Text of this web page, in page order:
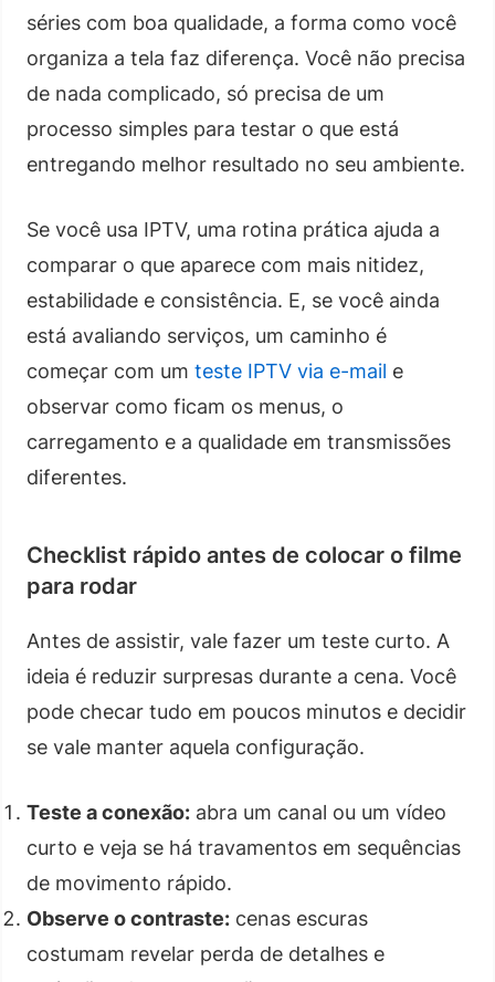
séries com boa qualidade, a forma como você
organiza a tela faz diferença. Você não precisa
de nada complicado, só precisa de um
processo simples para testar o que está
entregando melhor resultado no seu ambiente.
Se você usa IPTV, uma rotina prática ajuda a
comparar o que aparece com mais nitidez,
estabilidade e consistência. E, se você ainda
está avaliando serviços, um caminho é
começar com um teste IPTV via e-mail e
observar como ficam os menus, o
carregamento e a qualidade em transmissões
diferentes.
Checklist rápido antes de colocar o filme
para rodar
Antes de assistir, vale fazer um teste curto. A
ideia é reduzir surpresas durante a cena. Você
pode checar tudo em poucos minutos e decidir
se vale manter aquela configuração.
Teste a conexão: abra um canal ou um vídeo
curto e veja se há travamentos em sequências
de movimento rápido.
Observe o contraste: cenas escuras
costumam revelar perda de detalhes e